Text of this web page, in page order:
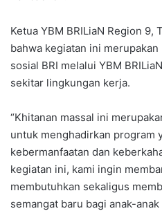
Ketua YBM BRILiaN Region 9,
bahwa kegiatan ini
sosial BRI melalui YBM
sekitar lingkungan kerja.
“Khitanan massal ini
untuk menghadirkan program
kebermanfaatan dan
kegiatan ini, kami ingin
membutuhkan sekaligus
semangat baru bagi anak-